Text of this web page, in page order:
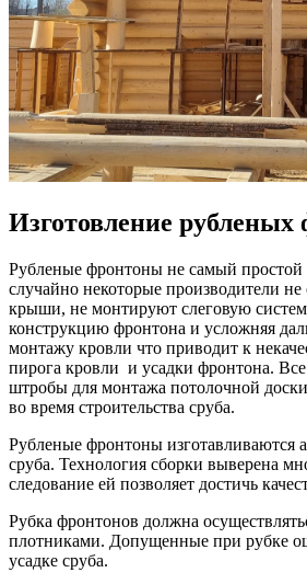
Изготовление рубленых
Рубленые фронтоны не самый простой
случайно некоторые производители
крыши, не монтируют слеговую
конструкцию фронтона и усложняя
монтажу кровли что приводит к
пирога кровли и усадки фронтона. Все
штробы для монтажа потолочной
во время строительства сруба.
Рубленые фронтоны изготавливаются
сруба. Технология сборки выверена
следование ей позволяет достичь
Рубка фронтонов должна
плотниками. Допущенные при рубке
усадке сруба.